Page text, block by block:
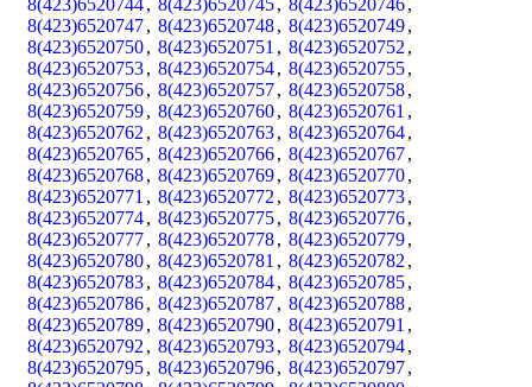
8(423)6520747, 8(423)6520748, 8(423)6520749,
8(423)6520750, 8(423)6520751 , 8(423)6520752 ,
8(423)6520753, 8(423)6520754, 8(423)6520755,
8(423)6520756, 8(423)6520757, 8(423)6520758,
8(423)6520759, 8(423)6520760, 8(423)6520761 ,
8(423)6520762 , 8(423)6520763, 8(423)6520764,
8(423)6520765, 8(423)6520766, 8(423)6520767,
8(423)6520768, 8(423)6520769, 8(423)6520770,
8(423)6520771 , 8(423)6520772 , 8(423)6520773,
8(423)6520774, 8(423)6520775, 8(423)6520776,
8(423)6520777, 8(423)6520778, 8(423)6520779,
8(423)6520780, 8(423)6520781 , 8(423)6520782 ,
8(423)6520783, 8(423)6520784, 8(423)6520785,
8(423)6520786, 8(423)6520787, 8(423)6520788,
8(423)6520789, 8(423)6520790, 8(423)6520791 ,
8(423)6520792 , 8(423)6520793, 8(423)6520794,
8(423)6520795, 8(423)6520796, 8(423)6520797,